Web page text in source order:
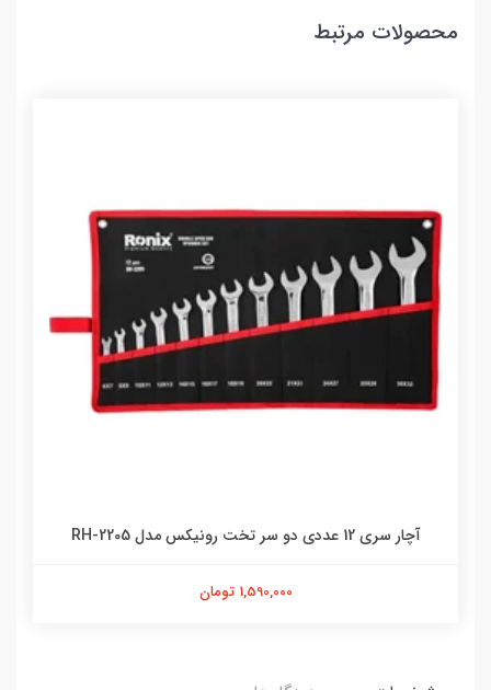
محصولات مرتبط
آچار سری 12 عددی دو سر تخت رونیکس مدل RH-2205
1,590,000 تومان